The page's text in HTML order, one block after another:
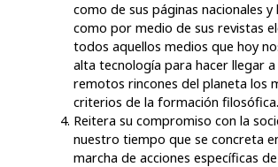
como de sus páginas nacionales y
como por medio de sus revistas
todos aquellos medios que hoy
alta tecnología para hacer llegar a
remotos rincones del planeta los
criterios de la formación filosófica.
Reitera su compromiso con la
nuestro tiempo que se concreta
marcha de acciones específicas